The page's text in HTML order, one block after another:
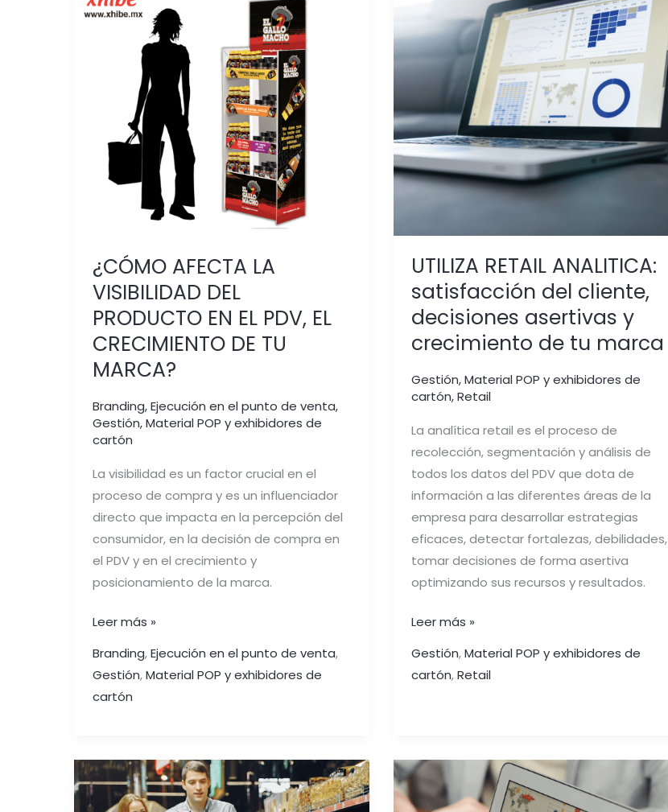
¿CÓMO AFECTA LA
VISIBILIDAD DEL
PRODUCTO EN EL PDV, EL
CRECIMIENTO DE TU
MARCA?
Branding,Ejecución en el punto de venta,
Gestión,Material POP y exhibidores de
cartón
La visibilidad es un factor crucial en el
proceso de compra y es un influenciador
directo que impacta en la percepción del
consumidor, en la decisión de compra en
el PDV y en el crecimiento y
posicionamiento de la marca.
LA
VISIBILIDAD
PRODUCTO
PDV,
CRECIMIENTO
MARCA?
Leer más »
Branding,Ejecución en el punto de venta,
Gestión,Material POP y exhibidores de
cartón
UTILIZA RETAIL ANALITICA:
satisfacción del cliente,
decisiones asertivas y
crecimiento de tu marca
Gestión,Material POP y exhibidores de
cartón,Retail
La analítica retail es el proceso de
recolección, segmentación y análisis de
todos los datos del PDV que dota de
información a las diferentes áreas de la
empresa para desarrollar estrategias
eficaces, detectar fortalezas, debilidades,
tomar decisiones de forma asertiva
optimizando sus recursos y resultados.
ANALITICA:
satisfacción
del
decisiones
asertivas
y
crecimiento
de
Leer más »
Gestión,Material POP y exhibidores de
cartón,Retail
PILARES
LOS